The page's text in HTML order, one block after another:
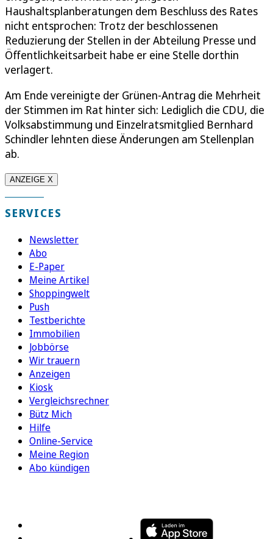
Haushaltsplanberatungen dem Beschluss des Rates
nicht entsprochen: Trotz der beschlossenen
Reduzierung der Stellen in der Abteilung Presse und
Öffentlichkeitsarbeit habe er eine Stelle dorthin
verlagert.
Am Ende vereinigte der Grünen-Antrag die Mehrheit
der Stimmen im Rat hinter sich: Lediglich die CDU, die
Volksabstimmung und Einzelratsmitglied Bernhard
Schindler lehnten diese Änderungen am Stellenplan
ab.
ANZEIGE X
SERVICES
Newsletter
Abo
E-Paper
Meine Artikel
Shoppingwelt
Push
Testberichte
Immobilien
Jobbörse
Wir trauern
Anzeigen
Kiosk
Vergleichsrechner
Bütz Mich
Hilfe
Online-Service
Meine Region
Abo kündigen